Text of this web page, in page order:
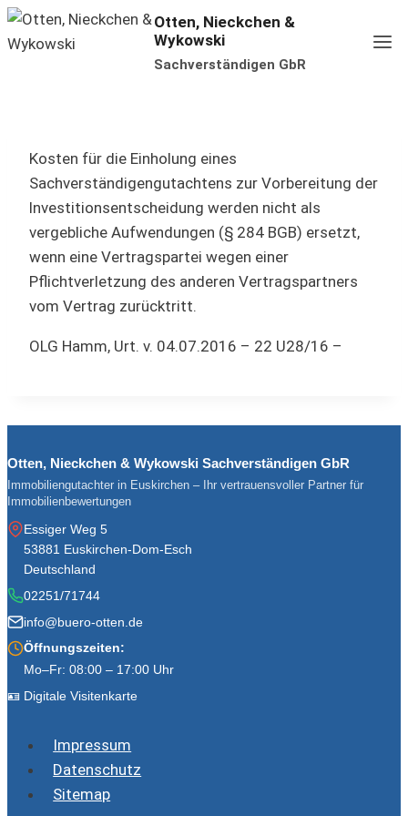
Zum
Inhalt
Otten, Nieckchen &
Wykowski
Sachverständigen GbR
Kosten für die Einholung eines
Sachverständigengutachtens zur Vorbereitung der
lnvestitionsentscheidung werden nicht als
vergebliche Aufwendungen (§ 284 BGB) ersetzt,
wenn eine Vertragspartei wegen einer
Pflichtverletzung des anderen Vertragspartners
vom Vertrag zurücktritt.
OLG Hamm, Urt. v. 04.07.2016 – 22 U28/16 –
Otten, Nieckchen & Wykowski Sachverständigen GbR
Immobiliengutachter in Euskirchen – Ihr vertrauensvoller Partner für
Immobilienbewertungen
Essiger Weg 5
53881 Euskirchen-Dom-Esch
Deutschland
02251/71744
info@buero-otten.de
Öffnungszeiten:
Mo–Fr: 08:00 – 17:00 Uhr
🪪 Digitale Visitenkarte
Impressum
Datenschutz
Sitemap